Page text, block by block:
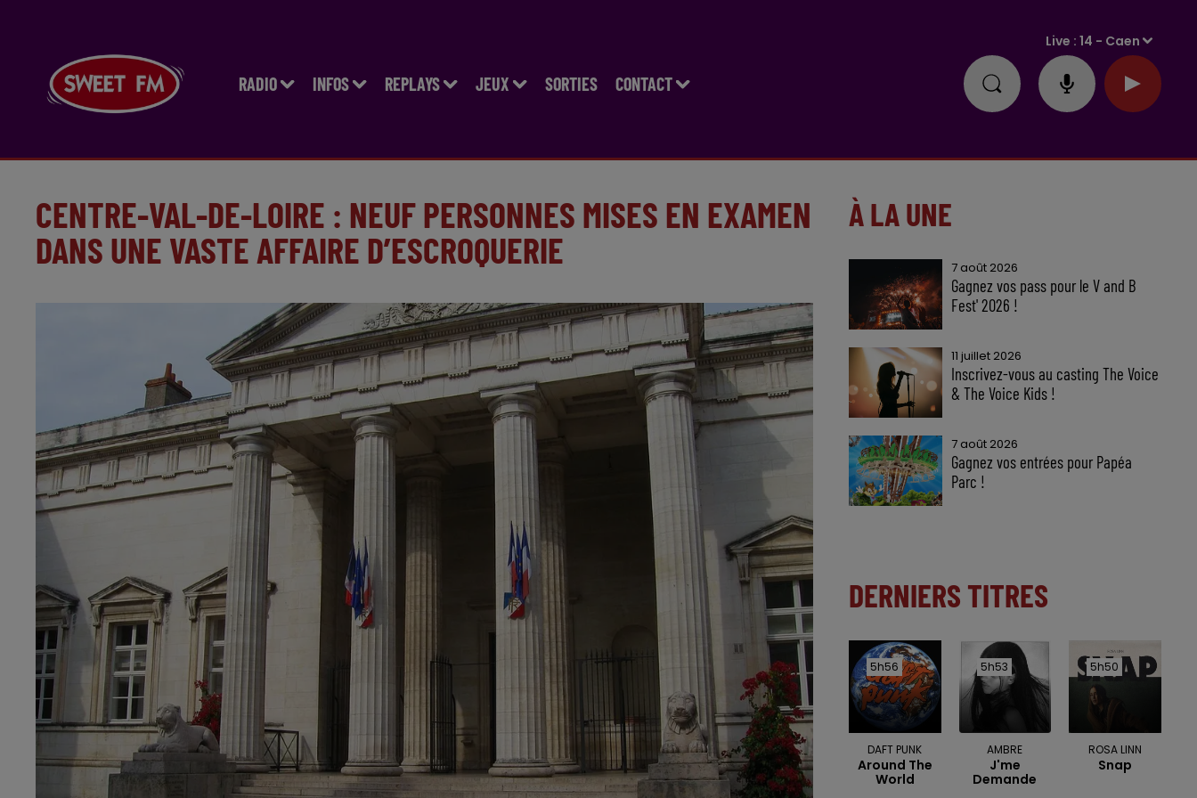
RADIO INFOS REPLAYS JEUX SORTIES CONTACT
Live :14 - Caen
CENTRE-VAL-DE-LOIRE : NEUF PERSONNES MISES EN EXAMEN
DANS UNE VASTE AFFAIRE D’ESCROQUERIE
À LA UNE
7 août 2026
Gagnez vos pass pour le V and B
Fest' 2026 !
11 juillet 2026
Inscrivez-vous au casting The Voice
& The Voice Kids !
7 août 2026
Gagnez vos entrées pour Papéa
Parc !
DERNIERS TITRES
5h56
5h56
DAFT PUNK
Around The
World
5h53
5h53
AMBRE
J'me
Demande
5h50
5h50
ROSA LINN
Snap